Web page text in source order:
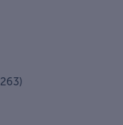
263)